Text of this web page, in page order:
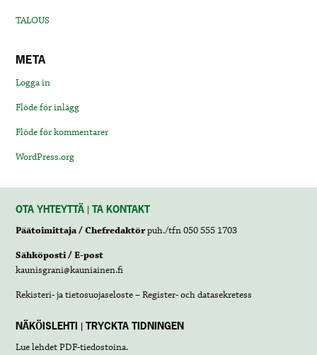
TALOUS
META
Logga in
Flöde för inlägg
Flöde för kommentarer
WordPress.org
OTA YHTEYTTÄ | TA KONTAKT
Päätoimittaja / Chefredaktörpuh./tfn 050 555 1703
Sähköposti / E-post
kaunisgrani@kauniainen.fi
Rekisteri- ja tietosuojaseloste – Register- och datasekretess
NÄKÖISLEHTI | TRYCKTA TIDNINGEN
Lue lehdetPDF-tiedostoina.